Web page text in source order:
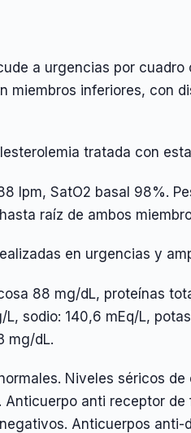
a urgencias por
miembros inferiores, con
tratada con
lpm, SatO2 basal 98%.
raíz de ambos
en urgencias y
88 mg/dL, proteínas
sodio: 140,6 mEq/L,
mg/dL.
Niveles séricos
Anticuerpo anti receptor
Anticuerpos anti-